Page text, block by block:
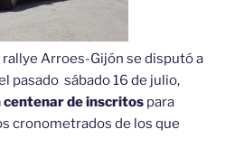
Arroes-Gijón se disputó a
pasado sábado 16 de julio,
centenar de inscritos para
cronometrados de los que